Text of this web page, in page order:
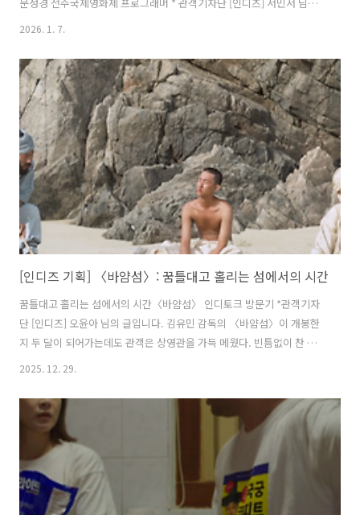
기록입니다. “놀이처럼 만들어진 영화”라는 윤가은 감독의 말처럼, 〈고
집해 엮어 놓은 영화다. 이렇듯 영화의 미래를 고민하는 지금, 〈고백하
지마〉는 영화에 대한 새로운 접근법을 제시해 주는 듯하다. 북적이는 크
리스마스 이브, 즐거운 우연들과 서로의 인연이 된 사람들이 한자리에 모
인 〈고백하지마〉의 인디토크 현장을 소개한다. 문성경 전주국제영화
제 프로그래머(이하 문성경): 안녕하세요. 반갑습니다. 저는 오늘 진행을
..
2026. 1. 7.
[인디즈 기획] 〈바얌섬〉: 꿈틀대고 홀리는 섬에서의 시간
꿈틀대고 홀리는 섬에서의 시간〈바얌섬〉 인디토크 방문기 *관객기자
단 [인디즈] 오윤아 님의 글입니다. 김유민 감독의 〈바얌섬〉이 개봉한
지 두 달이 되어가는데도 관객은 상영관을 가득 메웠다. 빈틈없이 찬 의
자들 사이에서 사람들의 숨결을 체감하며 나도 몸을 의자에 맡겼다. 이미
음의 경계가 모호해지는, 하늘과 바다 사이에 있는 바얌섬으로 걸어갔다.
섬에 도달했을 때, 숨죽여가며 세 남자의 경로를 쫓아가는 사람들의 시선
이 보였다. 그 시선은 영화가 끝난 이후에도 이어졌다. 이제는 창룡, 몽
휘, 꺽쇠가 아닌 김기태, 이상훈, 이청빈 배우에게로 향해 있었다. 기존에
섬이 이끌었던 시선의 흐름은 이동진 평론가가 키를 쥐고 이끌었다. 그
곁엔..
2025. 12. 29.